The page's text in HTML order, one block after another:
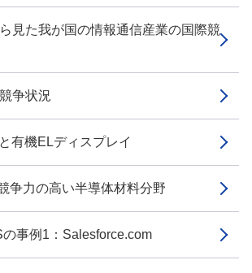
見た我が国の情報通信産業の国際競
争状況
有機ELディスプレイ
争力の高い半導体材料分野
事例1：Salesforce.com